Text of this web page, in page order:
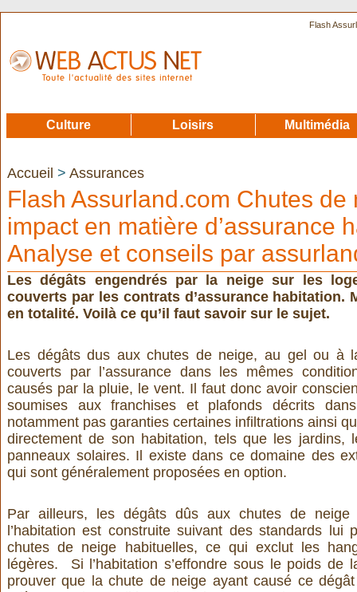
Flash
Accueil > Assurances
Flash Assurland.com Chutes de
impact en matière d’assurance
Analyse et conseils par
Les dégâts engendrés par la neige sur les
couverts par les contrats d’assurance habitation.
en totalité. Voilà ce qu’il faut savoir sur le sujet.
Les dégâts dus aux chutes de neige, au gel ou à
couverts par l’assurance dans les mêmes
causés par la pluie, le vent. Il faut donc avoir
soumises aux franchises et plafonds décrits
notamment pas garanties certaines infiltrations ainsi
directement de son habitation, tels que les jardins,
panneaux solaires. Il existe dans ce domaine des
qui sont généralement proposées en option.
Par ailleurs, les dégâts dûs aux chutes de
l’habitation est construite suivant des standards lui
chutes de neige habituelles, ce qui exclut les
légères. Si l’habitation s’effondre sous le poids de
prouver que la chute de neige ayant causé ce
Culture Loisirs Multimédia